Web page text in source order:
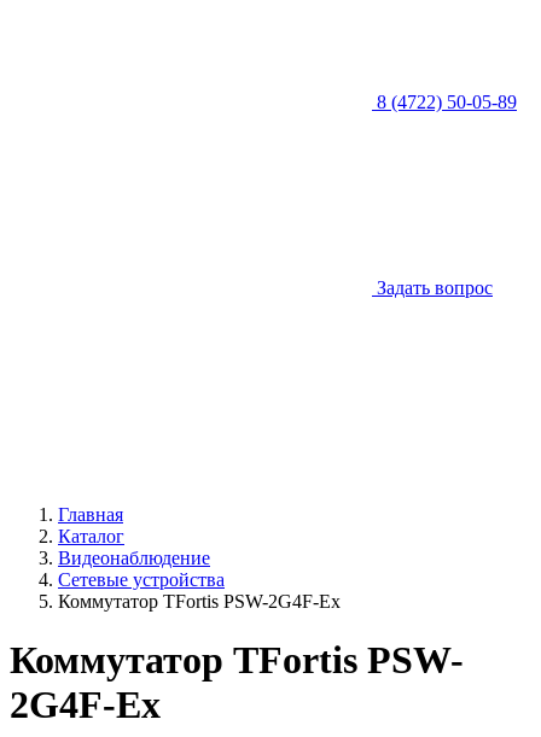
8 (4722) 50-05-89
Задать вопрос
Главная
Каталог
Видеонаблюдение
Сетевые устройства
Коммутатор TFortis PSW-2G4F-Ex
Коммутатор TFortis PSW-
2G4F-Ex